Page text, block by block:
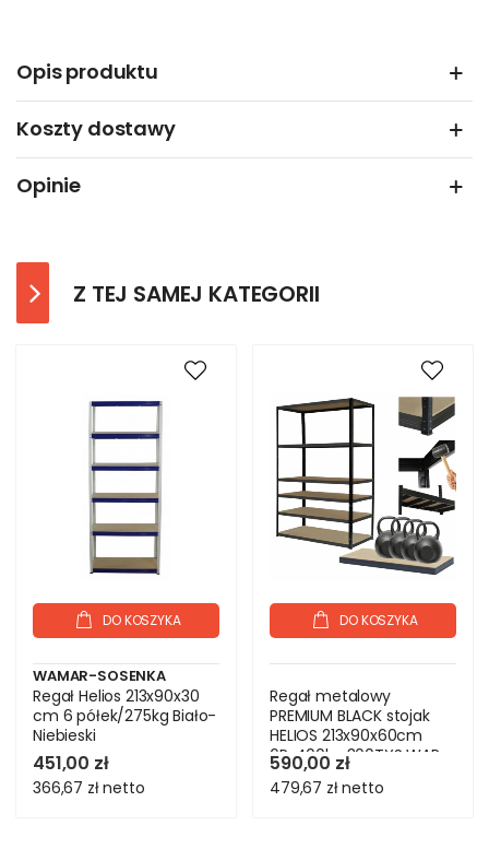
Opis produktu
Koszty dostawy
Opinie
Z TEJ SAMEJ KATEGORII
DO KOSZYKA
WAMAR-SOSENKA
Regał Helios 213x90x30
cm 6 półek/275kg Biało-
Niebieski
451,00 zł
366,67 złnetto
DO KOSZYKA
Regał metalowy
PREMIUM BLACK stojak
HELIOS 213x90x60cm
6Px400kg 300TYS WAR
590,00 zł
479,67 złnetto